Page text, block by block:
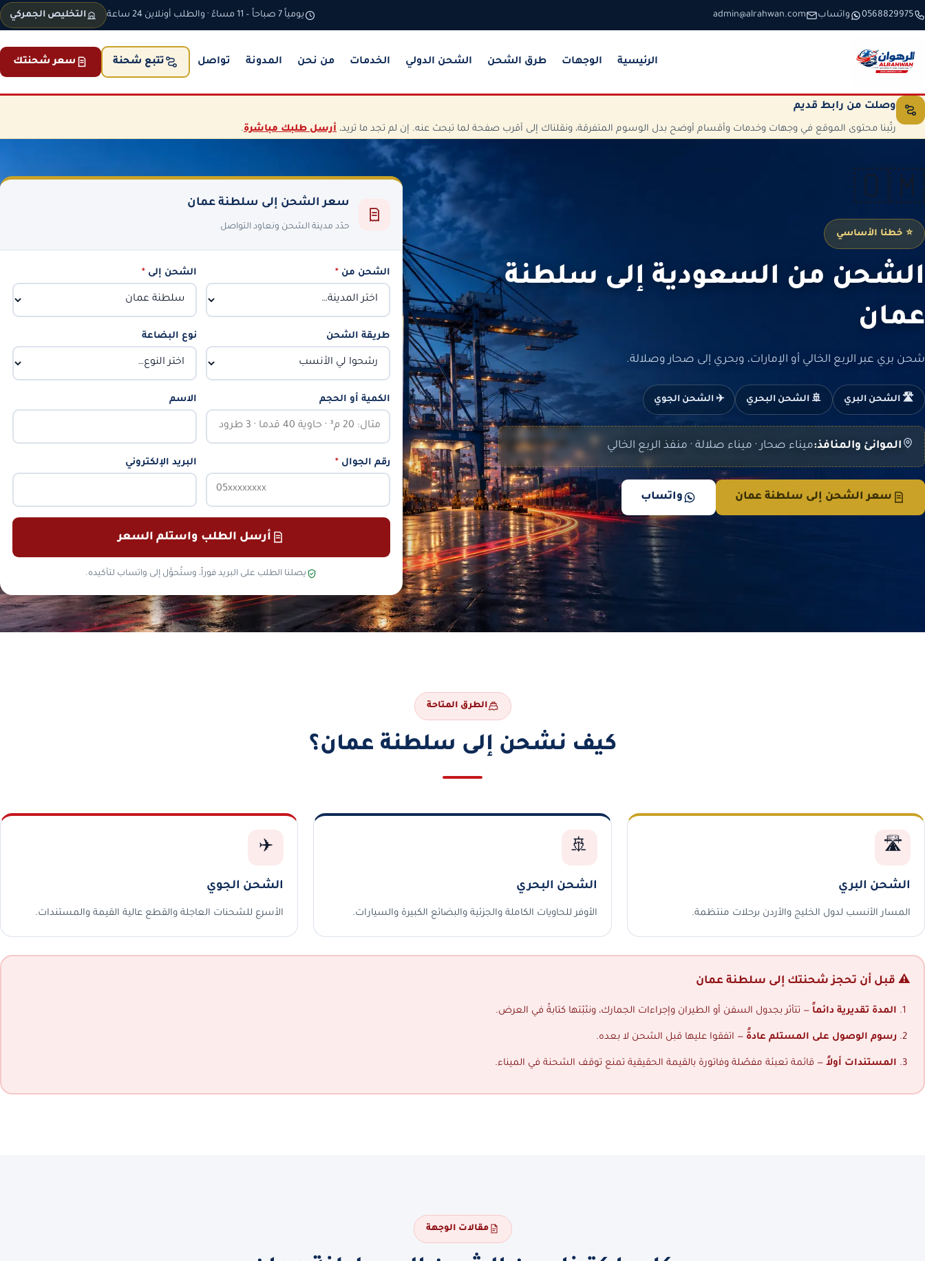
تخطَّ إلى المحتوى
0568829975 واتساب admin@alrahwan.com يومياً 7 صباحاً – 11 مساءً · والطلب أونلاين 24 ساعة التخليص الجمركي
الرئيسية الوجهات طرق الشحن الشحن الدولي الخدمات من نحن المدونة تواصل تتبع شحنة سعر شحنتك
وصلت من رابط قديم
رتّبنا محتوى الموقع في وجهات وخدمات وأقسام أوضح بدل الوسوم المتفرقة، ونقلناك إلى أقرب صفحة لما تبحث عنه. إن لم تجد ما تريد، أرسل طلبك مباشرة.
🇴🇲
⭐ خطنا الأساسي
الشحن من السعودية إلى سلطنة
عمان
شحن بري عبر الربع الخالي أو الإمارات، وبحري إلى صحار وصلالة.
🛣️ الشحن البري 🚢 الشحن البحري ✈️ الشحن الجوي
الموانئ والمنافذ:ميناء صحار · ميناء صلالة · منفذ الربع الخالي
سعر الشحن إلى سلطنة عمان واتساب
سعر الشحن إلى سلطنة عمان
حدّد مدينة الشحن ونعاود التواصل
الشحن من * الشحن إلى *
طريقة الشحن نوع البضاعة
الكمية أو الحجم الاسم
رقم الجوال * البريد الإلكتروني
أرسل الطلب واستلم السعر
يصلنا الطلب على البريد فوراً، وستُحوَّل إلى واتساب لتأكيده.
الطرق المتاحة
كيف نشحن إلى سلطنة عمان؟
🛣️
الشحن البري
المسار الأنسب لدول الخليج والأردن برحلات منتظمة.
🚢
الشحن البحري
الأوفر للحاويات الكاملة والجزئية والبضائع الكبيرة والسيارات.
✈️
الشحن الجوي
الأسرع للشحنات العاجلة والقطع عالية القيمة والمستندات.
⚠️ قبل أن تحجز شحنتك إلى سلطنة عمان
المدة تقديرية دائماً — تتأثر بجدول السفن أو الطيران وإجراءات الجمارك، ونثبّتها كتابةً في العرض.
رسوم الوصول على المستلم عادةً — اتفقوا عليها قبل الشحن لا بعده.
المستندات أولاً — قائمة تعبئة مفصّلة وفاتورة بالقيمة الحقيقية تمنع توقف الشحنة في الميناء.
مقالات الوجهة